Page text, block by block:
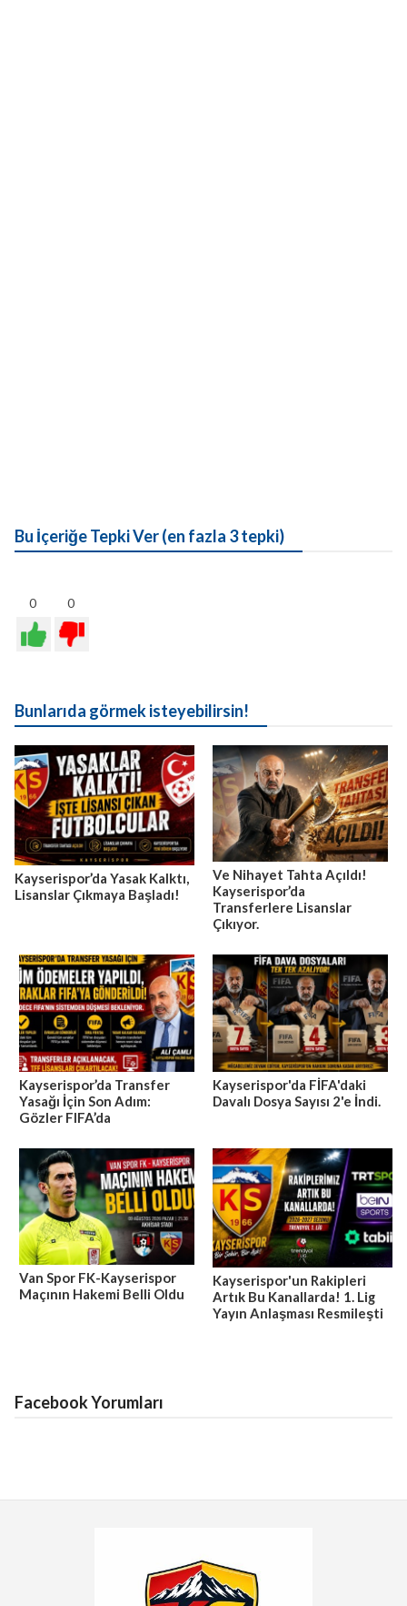
Bu İçeriğe Tepki Ver (en fazla 3 tepki)
0 0
Bunlarıda görmek isteyebilirsin!
Kayserispor’da Yasak Kalktı,
Lisanslar Çıkmaya Başladı!
Ve Nihayet Tahta Açıldı!
Kayserispor’da
Transferlere Lisanslar
Çıkıyor.
Kayserispor’da Transfer
Yasağı İçin Son Adım:
Gözler FIFA’da
Kayserispor'da FİFA'daki
Davalı Dosya Sayısı 2'e İndi.
Van Spor FK-Kayserispor
Maçının Hakemi Belli Oldu
Kayserispor'un Rakipleri
Artık Bu Kanallarda! 1. Lig
Yayın Anlaşması Resmileşti
Facebook Yorumları